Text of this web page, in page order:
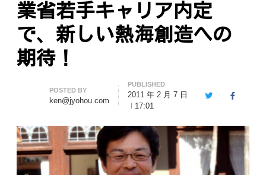
業省若手キャリア内定
で、新しい熱海創造への
期待！
Author
POSTED BY
ken@jyohou.com
PUBLISHED
2011 年 2 月 7 日
17:01
TwitterFacebook